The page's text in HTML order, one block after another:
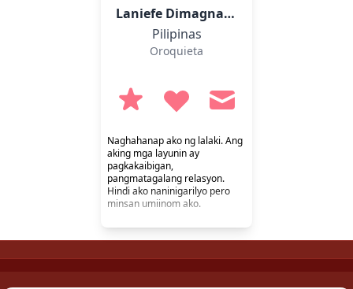
Laniefe Dimagna-ong,
Pilipinas
Oroquieta
Naghahanap ako ng lalaki. Ang
aking mga layunin ay
pagkakaibigan,
pangmatagalang relasyon.
Hindi ako naninigarilyo pero
minsan umiinom ako.